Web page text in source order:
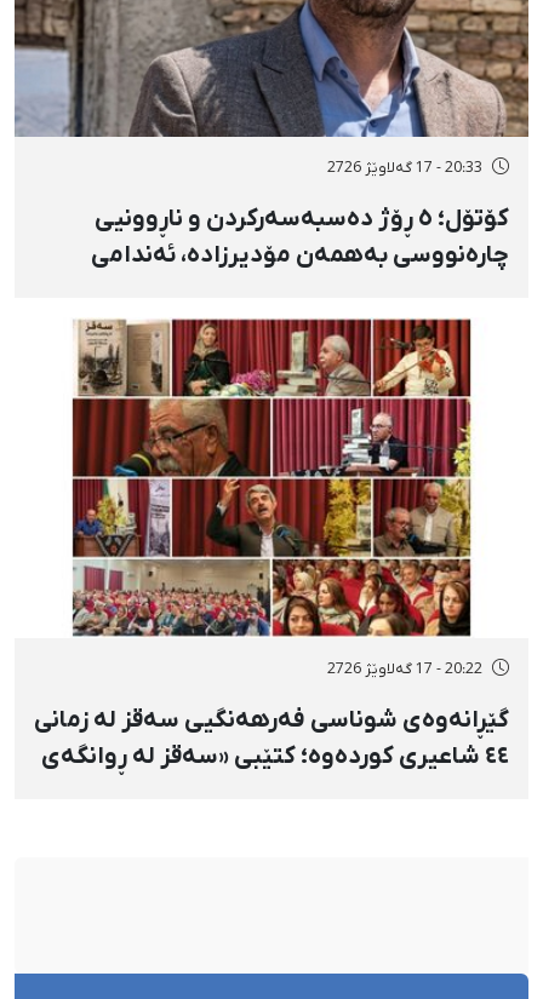
20:33 - 17 گەلاوێژ 2726
کۆتۆل؛ ٥ ڕۆژ دەسبەسەرکردن و ناڕوونیی
چارەنووسی بەهمەن مۆدیرزادە، ئەندامی
لە دژی لەسێدارەدان
20:22 - 17 گەلاوێژ 2726
گێڕانەوەی شوناسی فەرهەنگیی سەقز لە زمانی
٤٤ شاعیری کوردەوە؛ کتێبی «سەقز لە ڕوانگەی